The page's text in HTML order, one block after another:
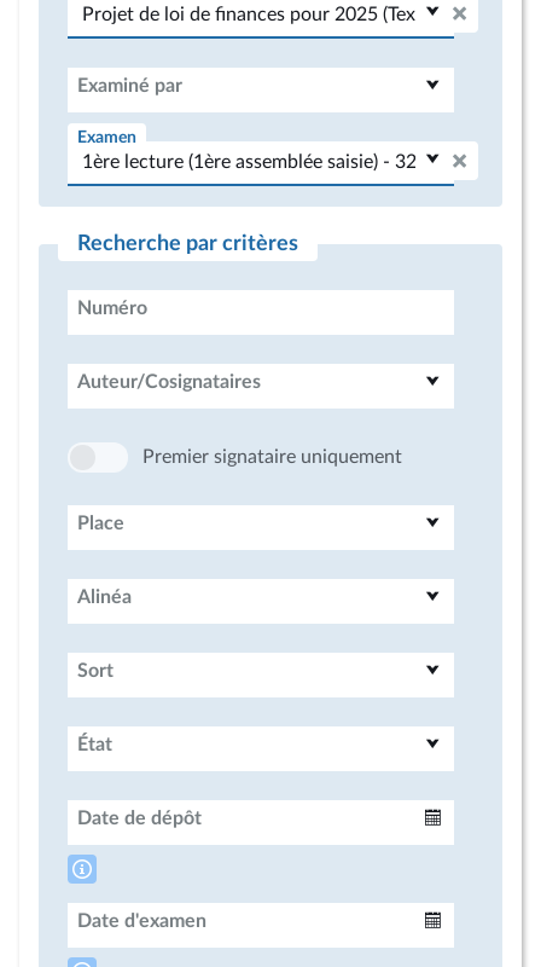
Examiné par
Examen
Recherche par critères
Numéro
Auteur/Cosignataires
Premier signataire uniquement
Place
Alinéa
Sort
État
Date de dépôt
Date d'examen